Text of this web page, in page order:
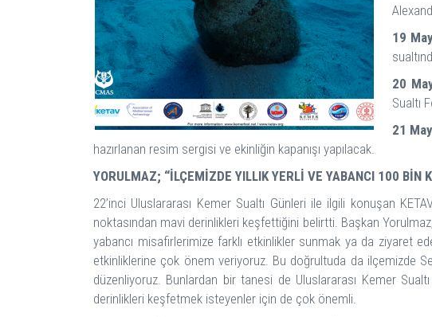
19
20
Sualtı
21
hazırlanan resim sergisi ve ekinliğin kapanışı yapılacak.
YORULMAZ; “İLÇEMİZDE YILLIK YERLİ VE YABANCI 100 BİN
22’inci Uluslararası Kemer Sualtı Günleri ile ilgili konuşan
noktasından mavi derinlikleri keşfettiğini belirtti. Başkan
yabancı misafirlerimize farklı etkinlikler sunmak ya da ziyaret
etkinliklerine çok önem veriyoruz. Bu doğrultuda da ilçemizde
düzenliyoruz. Bunlardan bir tanesi de Uluslararası Kemer
derinlikleri keşfetmek isteyenler için de çok önemli.